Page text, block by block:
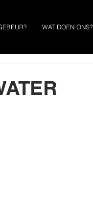
WAT DOEN ONS?